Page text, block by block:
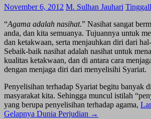
November 6, 2012 M. Sulhan Jauhari
“Agama adalah nasihat.” Nasihat sangat
anda, dan kita semuanya. Tujuannya untuk
dan ketakwaan, serta menjauhkan diri dari
Sebaik-baik nasihat adalah nasihat untuk
kualitas ketakwaan, dan di antara cara
dengan menjaga diri dari menyelisihi Syariat.
Penyelisihan terhadap Syariat begitu banyak
masyarakat kita. Sehingga muncul istilah
yang berupa penyelisihan terhadap agama,
Gelapnya Dunia Perjudian →